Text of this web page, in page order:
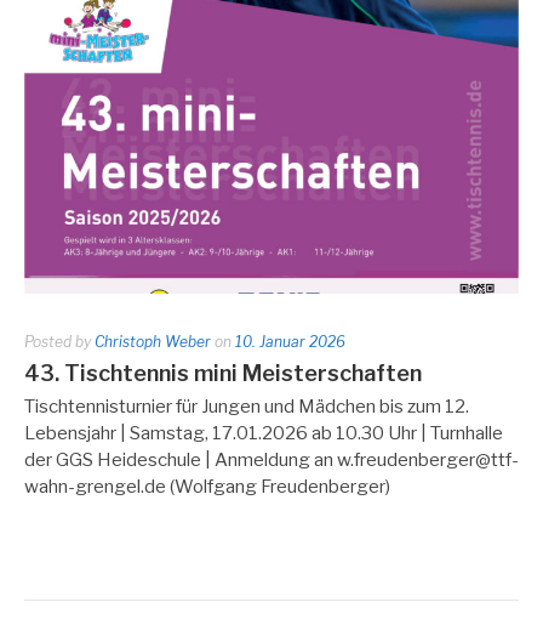
Posted by Christoph Weber on 10. Januar 2026
43. Tischtennis mini Meisterschaften
Tischtennisturnier für Jungen und Mädchen bis zum 12.
Lebensjahr | Samstag, 17.01.2026 ab 10.30 Uhr | Turnhalle
der GGS Heideschule | Anmeldung an w.freudenberger@ttf-
wahn-grengel.de (Wolfgang Freudenberger)